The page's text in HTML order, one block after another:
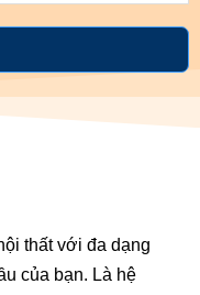
thất với đa dạng
của bạn. Là hệ